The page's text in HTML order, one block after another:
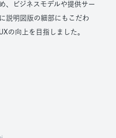
、ビジネスモデルや提供サー
説明図版の細部にもこだわ
の向上を目指しました。